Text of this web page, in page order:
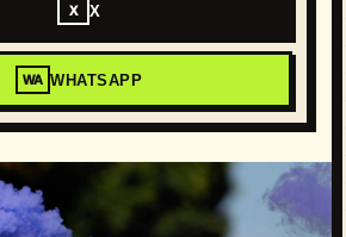
X X
WA WHATSAPP